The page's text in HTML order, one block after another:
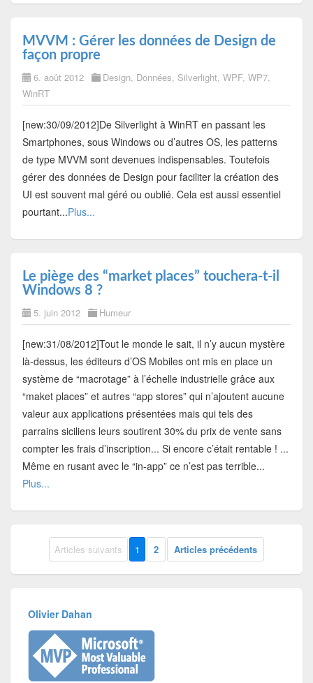
MVVM : Gérer les données de Design de
façon propre
6. août 2012 Design, Données, Silverlight, WPF, WP7,
WinRT
[new:30/09/2012]De Silverlight à WinRT en passant les
Smartphones, sous Windows ou d’autres OS, les patterns
de type MVVM sont devenues indispensables. Toutefois
gérer des données de Design pour faciliter la création des
UI est souvent mal géré ou oublié. Cela est aussi essentiel
pourtant...Plus...
Le piège des “market places” touchera-t-il
Windows 8 ?
5. juin 2012 Humeur
[new:31/08/2012]Tout le monde le sait, il n’y aucun mystère
là-dessus, les éditeurs d’OS Mobiles ont mis en place un
système de “macrotage” à l’échelle industrielle grâce aux
“maket places” et autres “app stores” qui n’ajoutent aucune
valeur aux applications présentées mais qui tels des
parrains siciliens leurs soutirent 30% du prix de vente sans
compter les frais d’inscription... Si encore c’était rentable ! ...
Même en rusant avec le “in-app” ce n’est pas terrible...
Plus...
Articles suivants 1 2 Articles précédents
Olivier Dahan